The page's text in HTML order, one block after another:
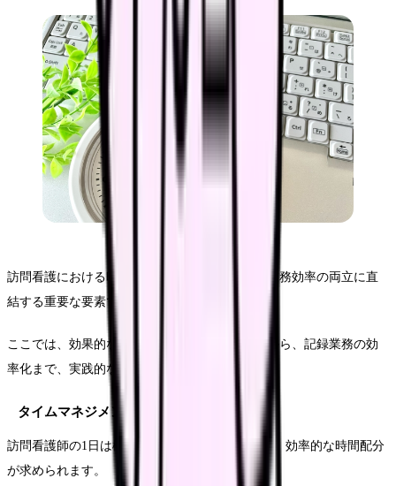
訪問看護における時間管理は、サービスの質と業務効率の両立に直
結する重要な要素です。
ここでは、効果的なタイムマネジメントの手法から、記録業務の効
率化まで、実践的なアプローチをご紹介します。
タイムマネジメントの基本原則
訪問看護師の1日は様々な業務で構成されており、効率的な時間配分
が求められます。